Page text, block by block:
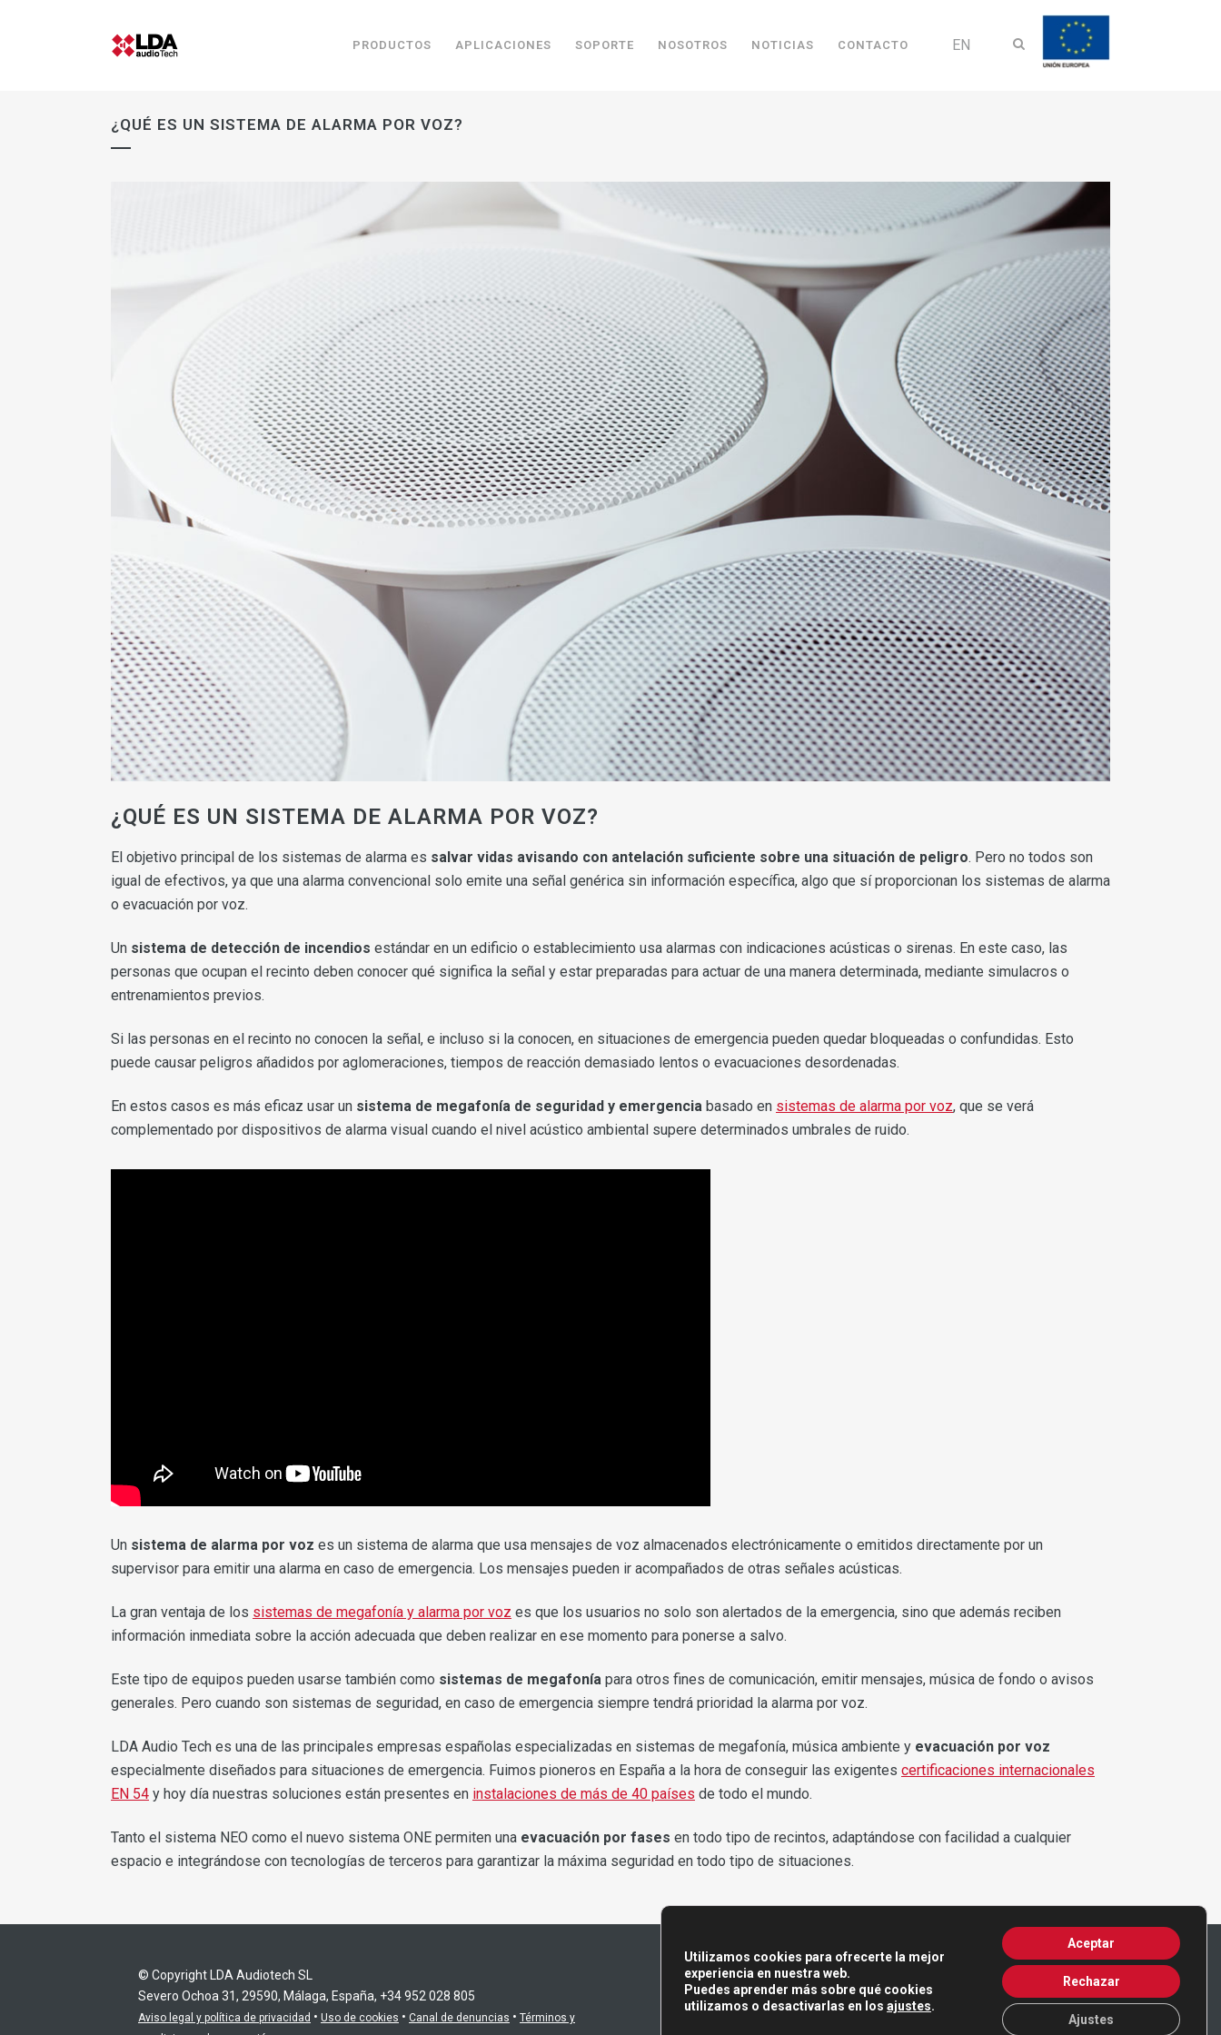
EN
PRODUCTOS APLICACIONES SOPORTE NOSOTROS NOTICIAS CONTACTO
¿QUÉ ES UN SISTEMA DE ALARMA POR VOZ?
¿QUÉ ES UN SISTEMA DE ALARMA POR VOZ?
El objetivo principal de los sistemas de alarma es salvar vidas avisando con antelación suficiente sobre una situación de peligro. Pero no todos son
igual de efectivos, ya que una alarma convencional solo emite una señal genérica sin información específica, algo que sí proporcionan los sistemas de alarma
o evacuación por voz.
Un sistema de detección de incendios estándar en un edificio o establecimiento usa alarmas con indicaciones acústicas o sirenas. En este caso, las
personas que ocupan el recinto deben conocer qué significa la señal y estar preparadas para actuar de una manera determinada, mediante simulacros o
entrenamientos previos.
Si las personas en el recinto no conocen la señal, e incluso si la conocen, en situaciones de emergencia pueden quedar bloqueadas o confundidas. Esto
puede causar peligros añadidos por aglomeraciones, tiempos de reacción demasiado lentos o evacuaciones desordenadas.
En estos casos es más eficaz usar un sistema de megafonía de seguridad y emergencia basado en sistemas de alarma por voz, que se verá
complementado por dispositivos de alarma visual cuando el nivel acústico ambiental supere determinados umbrales de ruido.
Un sistema de alarma por voz es un sistema de alarma que usa mensajes de voz almacenados electrónicamente o emitidos directamente por un
supervisor para emitir una alarma en caso de emergencia. Los mensajes pueden ir acompañados de otras señales acústicas.
La gran ventaja de los sistemas de megafonía y alarma por voz es que los usuarios no solo son alertados de la emergencia, sino que además reciben
información inmediata sobre la acción adecuada que deben realizar en ese momento para ponerse a salvo.
Este tipo de equipos pueden usarse también como sistemas de megafonía para otros fines de comunicación, emitir mensajes, música de fondo o avisos
generales. Pero cuando son sistemas de seguridad, en caso de emergencia siempre tendrá prioridad la alarma por voz.
LDA Audio Tech es una de las principales empresas españolas especializadas en sistemas de megafonía, música ambiente y evacuación por voz
especialmente diseñados para situaciones de emergencia. Fuimos pioneros en España a la hora de conseguir las exigentes certificaciones internacionales
EN 54 y hoy día nuestras soluciones están presentes en instalaciones de más de 40 países de todo el mundo.
Tanto el sistema NEO como el nuevo sistema ONE permiten una evacuación por fases en todo tipo de recintos, adaptándose con facilidad a cualquier
espacio e integrándose con tecnologías de terceros para garantizar la máxima seguridad en todo tipo de situaciones.
© Copyright LDA Audiotech SL
Severo Ochoa 31, 29590, Málaga, España, +34 952 028 805
Aviso legal y política de privacidad • Uso de cookies • Canal de denuncias • Términos y
Utilizamos cookies para ofrecerte la mejor
experiencia en nuestra web.
Puedes aprender más sobre qué cookies
utilizamos o desactivarlas en los ajustes.
Aceptar
Rechazar
Ajustes